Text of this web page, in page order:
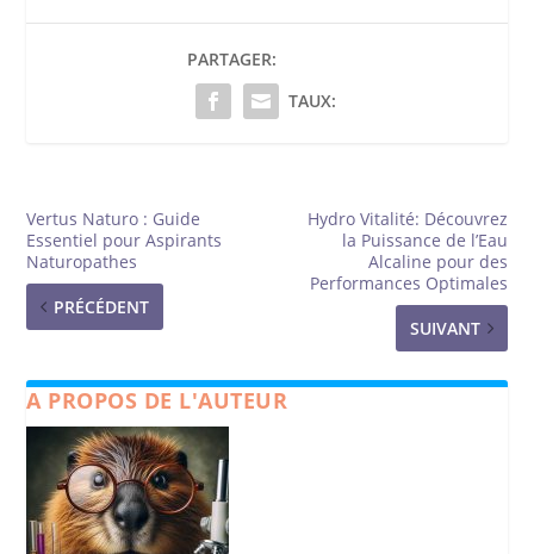
PARTAGER:
TAUX:
Vertus Naturo : Guide
Essentiel pour Aspirants
Naturopathes
PRÉCÉDENT
Hydro Vitalité: Découvrez
la Puissance de l’Eau
Alcaline pour des
Performances Optimales
SUIVANT
A PROPOS DE L'AUTEUR